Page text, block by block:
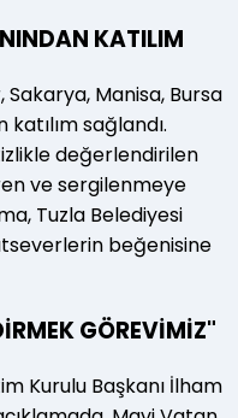
KATILIM
Sakarya, Manisa, Bursa
sağlandı.
değerlendirilen
ve sergilenmeye
Tuzla Belediyesi
beğenisine
GÖREVİMİZ"
Kurulu Başkanı İlham